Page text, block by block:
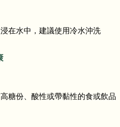
在水中，建議使用冷水沖洗
糖份、酸性或帶黏性的食或飲品